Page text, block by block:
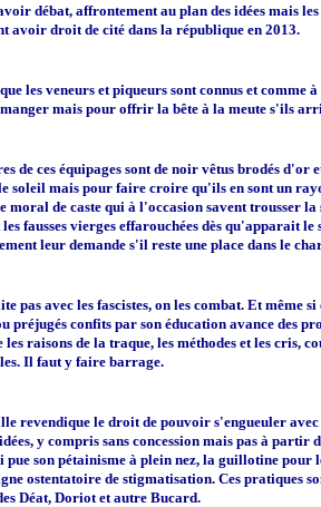
débat, affrontement au plan des idées mais
avoir droit de cité dans la république en 2013.
les veneurs et piqueurs sont connus et comme
mais pour offrir la bête à la meute s'ils
de ces équipages sont de noir vêtus brodés d'or
soleil mais pour faire croire qu'ils en sont un
moral de caste qui à l'occasion savent trousser
fausses vierges effarouchées dès qu'apparait
leur demande s'il reste une place dans le
pas avec les fascistes, on les combat. Et même
préjugés confits par son éducation avance des
les raisons de la traque, les méthodes et les cris,
Il faut y faire barrage.
revendique le droit de pouvoir s'engueuler
y compris sans concession mais pas à partir
son pétainisme à plein nez, la guillotine pour
ostentatoire de stigmatisation. Ces pratiques
Déat, Doriot et autre Bucard.